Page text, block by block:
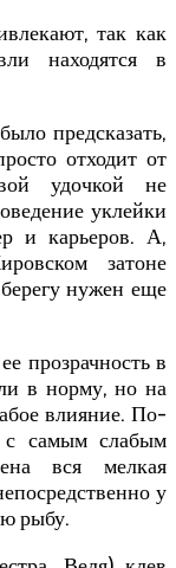
так как
находятся в
предсказать,
отходит от
удочкой не
уклейки
и карьеров. А,
затоне
нужен еще
прозрачность в
в норму, но на
влияние. По-
с самым слабым
вся мелкая
у
рыбу.